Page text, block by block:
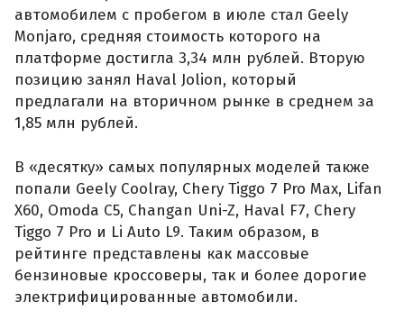
автомобилем с пробегом в июле стал Geely
Monjaro, средняя стоимость которого на
платформе достигла 3,34 млн рублей. Вторую
позицию занял Haval Jolion, который
предлагали на вторичном рынке в среднем за
1,85 млн рублей.
В «десятку» самых популярных моделей также
попали Geely Coolray, Chery Tiggo 7 Pro Max, Lifan
X60, Omoda C5, Changan Uni-Z, Haval F7, Chery
Tiggo 7 Pro и Li Auto L9. Таким образом, в
рейтинге представлены как массовые
бензиновые кроссоверы, так и более дорогие
электрифицированные автомобили.